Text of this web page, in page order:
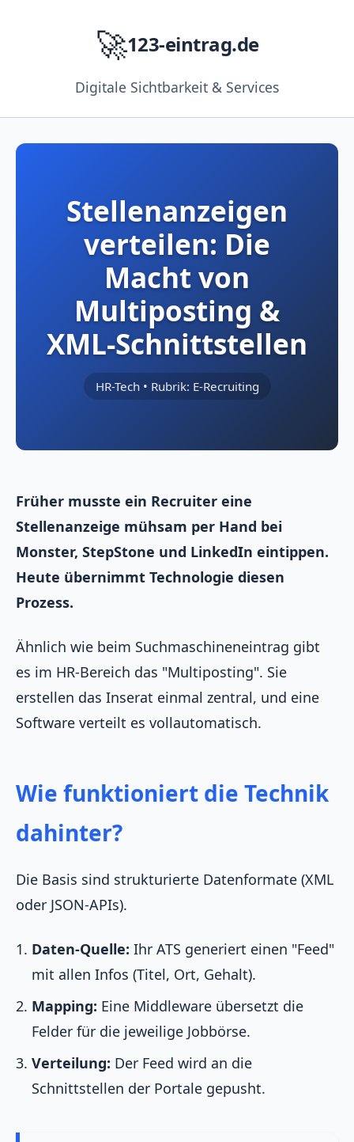
🚀123-eintrag.de
Digitale Sichtbarkeit & Services
Stellenanzeigen
verteilen: Die
Macht von
Multiposting &
XML-Schnittstellen
HR-Tech • Rubrik: E-Recruiting
Früher musste ein Recruiter eine
Stellenanzeige mühsam per Hand bei
Monster, StepStone und LinkedIn eintippen.
Heute übernimmt Technologie diesen
Prozess.
Ähnlich wie beim Suchmaschineneintrag gibt
es im HR-Bereich das "Multiposting". Sie
erstellen das Inserat einmal zentral, und eine
Software verteilt es vollautomatisch.
Wie funktioniert die Technik
dahinter?
Die Basis sind strukturierte Datenformate (XML
oder JSON-APIs).
Daten-Quelle: Ihr ATS generiert einen "Feed"
mit allen Infos (Titel, Ort, Gehalt).
Mapping: Eine Middleware übersetzt die
Felder für die jeweilige Jobbörse.
Verteilung: Der Feed wird an die
Schnittstellen der Portale gepusht.